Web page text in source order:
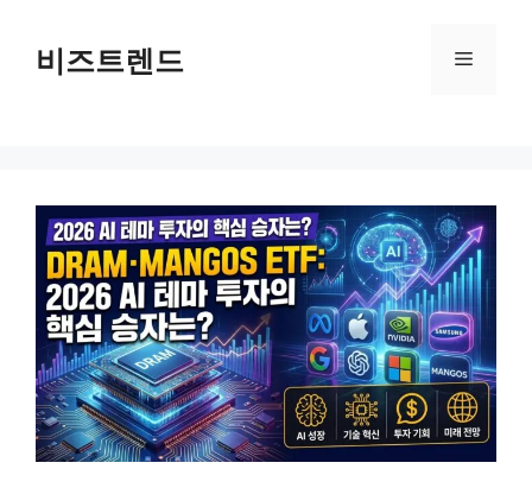
건너뛰기비즈트렌드 메뉴